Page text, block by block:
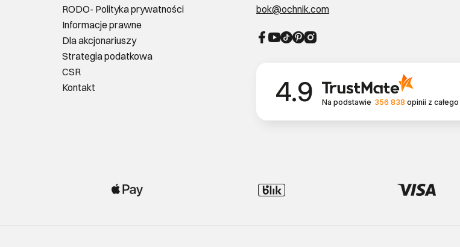
RODO- Polityka prywatności
Informacje prawne
Dla akcjonariuszy
Strategia podatkowa
CSR
Kontakt
bok@ochnik.com
4.9 Na podstawie 356 838 opinii z